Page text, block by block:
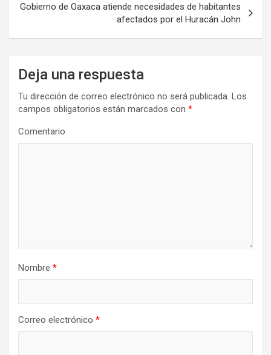
Gobierno de Oaxaca atiende necesidades de habitantes
afectados por el Huracán John
Deja una respuesta
Tu dirección de correo electrónico no será publicada. Los
campos obligatorios están marcados con *
Comentario
Nombre *
Correo electrónico *